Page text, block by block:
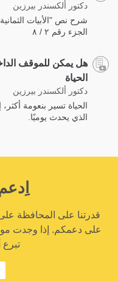
دكتور ألكسندر بيرزين
شرح نص "الأبيات
الجزء رقم ٢ / ٨
هل يمكن للموقف
الحياة
دكتور ألكسندر بيرزين
الحياة تسير بنعومة
الذي يحدث يوميًا.
قدرتنا على المحافظة
على دعمكم. إذا وجدت